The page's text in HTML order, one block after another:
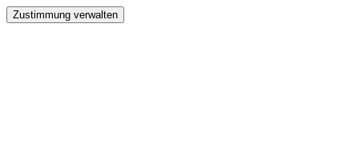
Zustimmung verwalten